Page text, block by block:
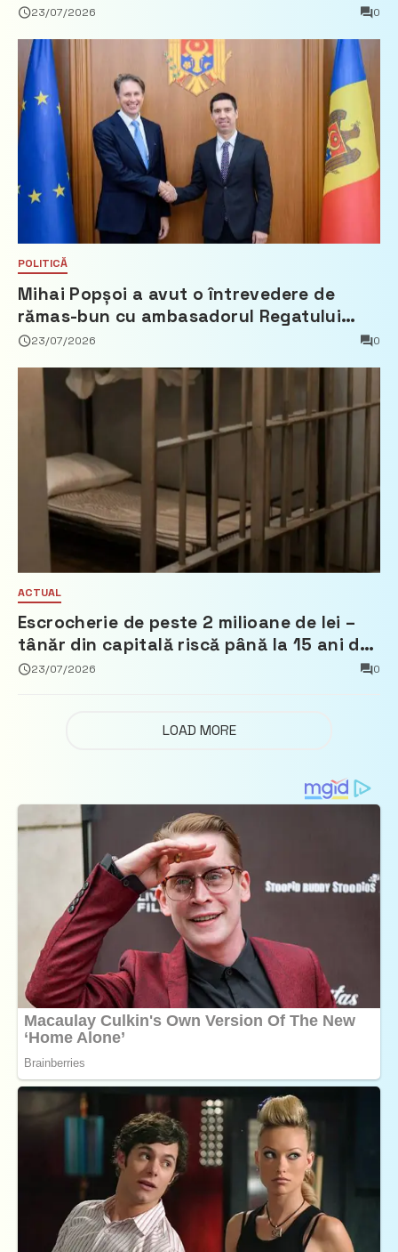
23/07/2026 0
POLITICĂ
Mihai Popșoi a avut o întrevedere de
rămas-bun cu ambasadorul Regatului
Țărilor de Jos, Fred Duijn
23/07/2026 0
ACTUAL
Escrocherie de peste 2 milioane de lei –
tânăr din capitală riscă până la 15 ani de
închisoare
23/07/2026 0
LOAD MORE